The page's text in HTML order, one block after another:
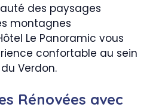
des paysages
montagnes
Le Panoramic vous
confortable au sein
Verdon.
Rénovées avec